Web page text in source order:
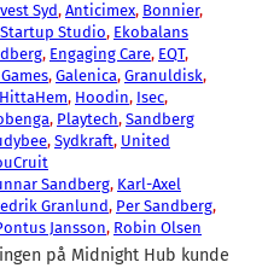
Syd, Anticimex, Bonnier
Studio, Ekobalans
, Engaging Care, EQT
Games, Galenica, Granuldisk
HittaHem, Hoodin, Isec
, Playtech, Sandberg
, Sydkraft, United
Sandberg, Karl-Axel
Granlund, Per Sandberg
Jansson, Robin Olsen
på Midnight Hub kunde